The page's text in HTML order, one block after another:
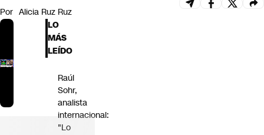
Por Alicia Ruz Ruz
LO
MÁS
LEÍDO
Raúl
Sohr,
analista
internacional:
"Lo